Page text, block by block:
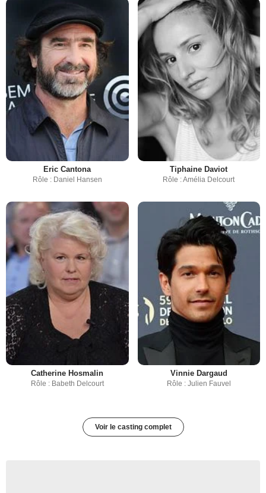
Eric Cantona
Rôle : Daniel Hansen
Tiphaine Daviot
Rôle : Amélia Delcourt
Catherine Hosmalin
Rôle : Babeth Delcourt
Vinnie Dargaud
Rôle : Julien Fauvel
Voir le casting complet